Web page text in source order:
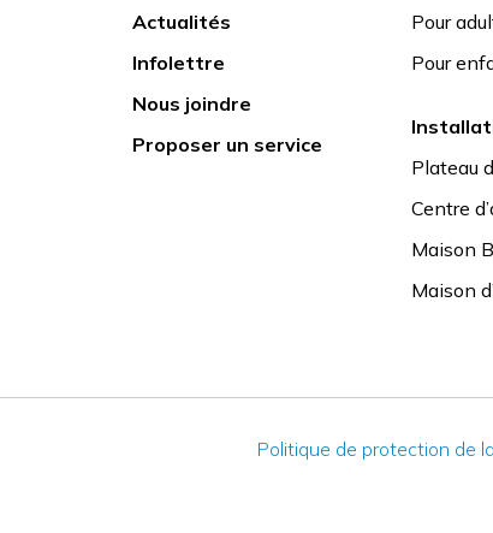
Actualités
Infolettre
Nous joindre
Proposer un service
Pour
Pour
Plateau
Centre
Maison
Maison
Politique de protection de